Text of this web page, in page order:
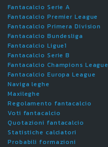
Fantacalcio Serie A
Fantacalcio Premier League
Fantacalcio Primera Division
Fantacalcio Bundesliga
Fantacalcio Ligue1
Fantacalcio Serie B
Fantacalcio Champions League
Fantacalcio Europa League
Naviga leghe
Maxileghe
Regolamento fantacalcio
Voti fantacalcio
Quotazioni fantacalcio
Statistiche calciatori
Probabili formazioni